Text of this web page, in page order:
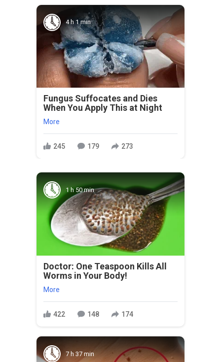
4 h 1 min
Fungus Suffocates and Dies
When You Apply This at Night
More
245 179 273
1 h 50 min
Doctor: One Teaspoon Kills All
Worms in Your Body!
More
422 148 174
7 h 37 min